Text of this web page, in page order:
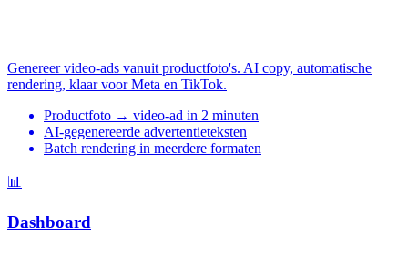
Genereer video-ads vanuit productfoto's. AI copy, automatische
rendering, klaar voor Meta en TikTok.
Productfoto → video-ad in 2 minuten
AI-gegenereerde advertentieteksten
Batch rendering in meerdere formaten
📊
Dashboard